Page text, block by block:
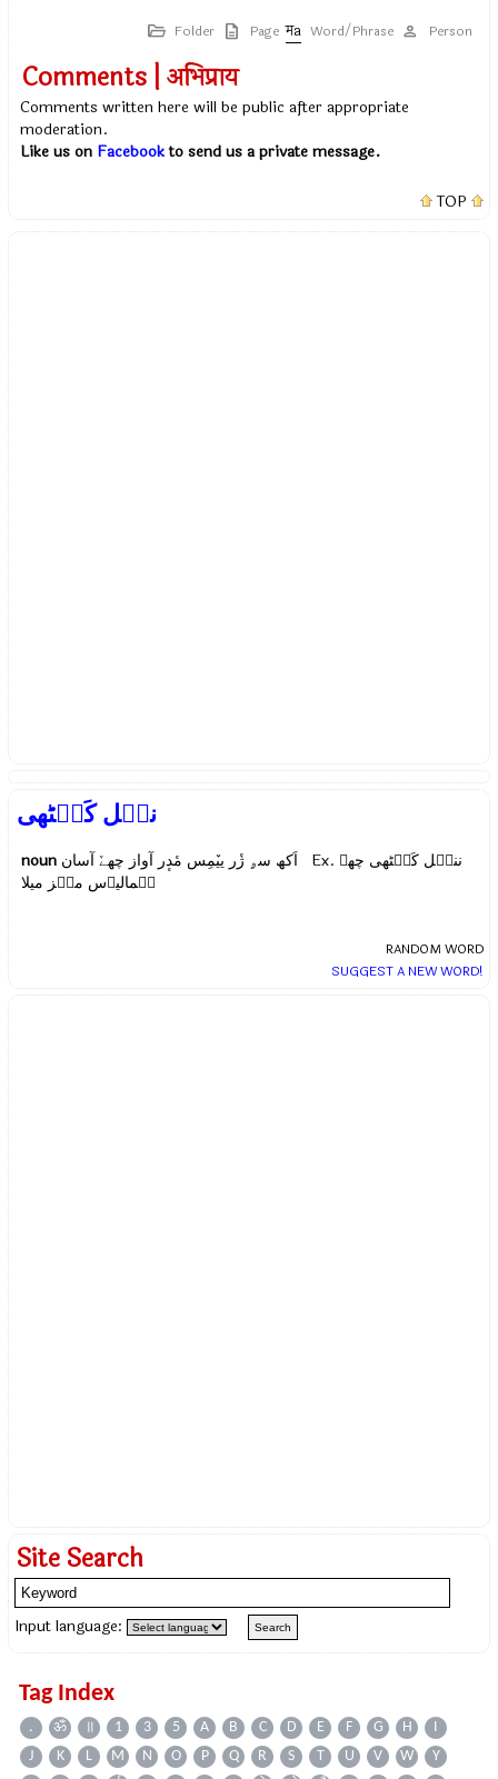
Folder Page Word/Phrase Person
Comments | अभिप्राय
Comments written here will be public after appropriate
moderation.
Like us on Facebookto send us a private message.
TOP
نیٖل کَنٛٹھی
noun اَکھ سۄ ژٔر ییٚمِس مٔدٕر آواز چھےٚ آسان Ex. ننیٖل کَنٛٹھی چھے
ہِمالیٲس منٛز میلا
RANDOM WORD
SUGGEST A NEW WORD!
Site Search
Input language:
Tag Index
. ॐ ॥ 1 3 5 A B C D E F G H
I
J
K L M N O P Q R S T U V W
Y